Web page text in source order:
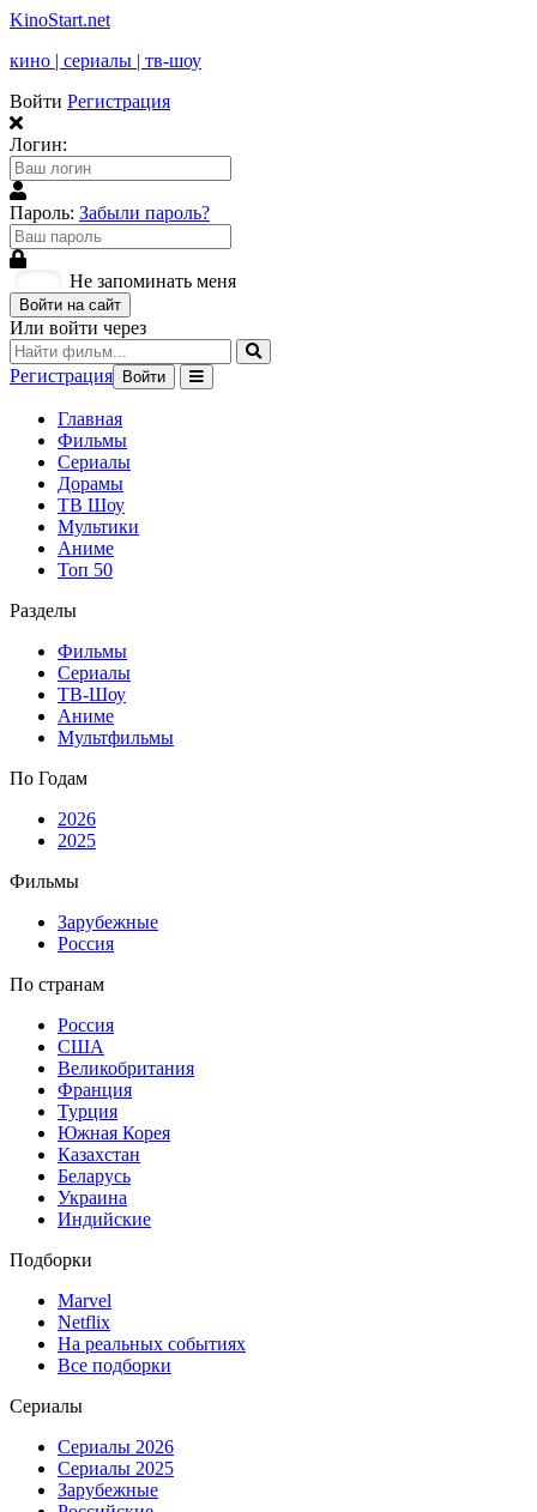
KinoStart.net
кино | сериалы | тв-шоу
Войти Регистрация
Логин:
Пароль: Забыли пароль?
Не запоминать меня
Войти на сайт
Или войти через
Регистрация Войти
Главная
Фильмы
Сериалы
Дорамы
ТВ Шоу
Мультики
Аниме
Топ 50
Разделы
Фильмы
Сериалы
ТВ-Шоу
Аниме
Мультфильмы
По Годам
2026
2025
Фильмы
Зарубежные
Россия
По странам
Россия
США
Великобритания
Франция
Турция
Южная Корея
Казахстан
Беларусь
Украина
Индийские
Подборки
Marvel
Netflix
На реальных событиях
Все подборки
Сериалы
Сериалы 2026
Сериалы 2025
Зарубежные